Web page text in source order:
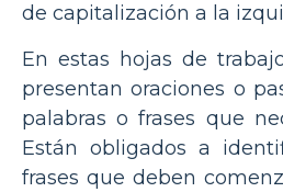
de capitalización a la
En estas hojas de
presentan oraciones o
palabras o frases que
Están obligados a
frases que deben